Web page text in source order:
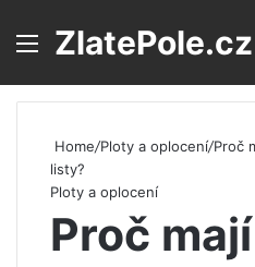
Menu
ZlatePole.cz
Home/Ploty a oplocení/Proč
listy?
Ploty a oplocení
Proč